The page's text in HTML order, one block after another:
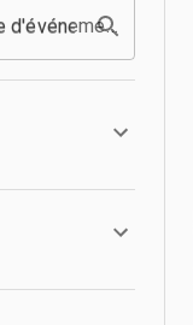
Recherche dans le catalogue d'événements